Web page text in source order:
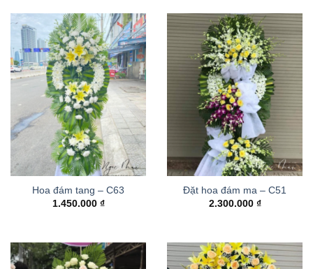
Hoa đám tang – C63
1.450.000 ₫
Đặt hoa đám ma – C51
2.300.000 ₫